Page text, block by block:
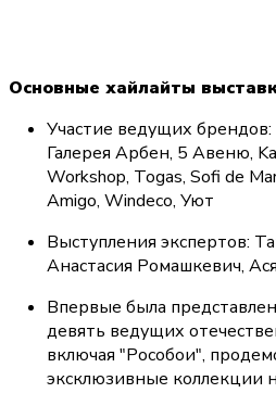
Основные хайлайты
Участие ведущих брендов:
Галерея Арбен, 5 Авеню,
Workshop, Togas, Sofi de
Amigo, Windeco, Уют
Выступления экспертов:
Анастасия Ромашкевич,
Впервые была
девять ведущих
включая "Рособои",
эксклюзивные коллекции